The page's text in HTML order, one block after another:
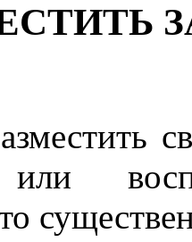
или